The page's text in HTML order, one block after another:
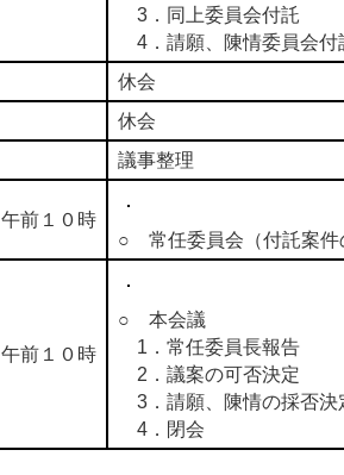
3．同上委員会付託
4．請願、陳情委員会付
休会
休会
議事整理
午前１０時
○ 常任委員会（付託案件
午前１０時
○ 本会議
1．常任委員長報告
2．議案の可否決定
3．請願、陳情の採否決
4．閉会